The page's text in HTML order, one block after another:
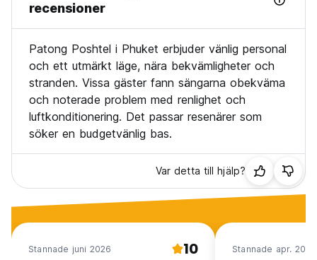
recensioner
Patong Poshtel i Phuket erbjuder vänlig personal
och ett utmärkt läge, nära bekvämligheter och
stranden. Vissa gäster fann sängarna obekväma
och noterade problem med renlighet och
luftkonditionering. Det passar resenärer som
söker en budgetvänlig bas.
Var detta till hjälp?
Stannade juni 2026 10 Stannade apr. 2026